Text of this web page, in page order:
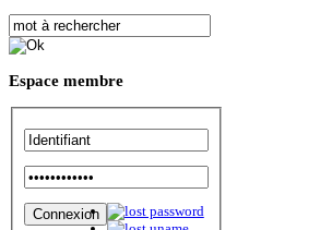
Espace membre